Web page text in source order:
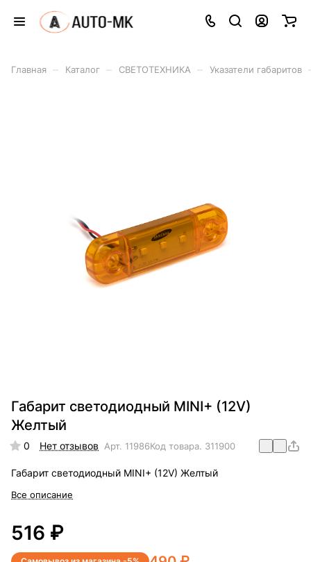
Главная Каталог СВЕТОТЕХНИКА Указатели габаритов
Габарит светодиодный MINI+ (12V)
Желтый
0 Нет отзывов Арт. 11986Код товара. 311900
Габарит светодиодный MINI+ (12V) Желтый
Все описание
516 ₽